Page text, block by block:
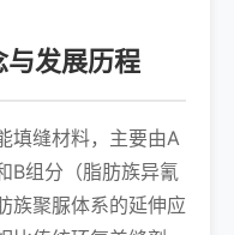
与发展历程
填缝材料，主要由A
B组分（脂肪族异氰
族聚脲体系的延伸应